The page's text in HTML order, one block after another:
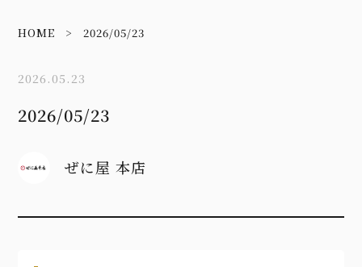
HOME 2026/05/23
2026.05.23
2026/05/23
ぜに屋 本店